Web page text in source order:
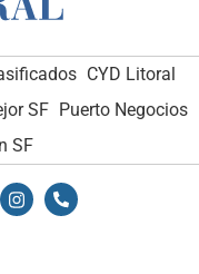
CYD Litoral
SF Puerto Negocios
SF